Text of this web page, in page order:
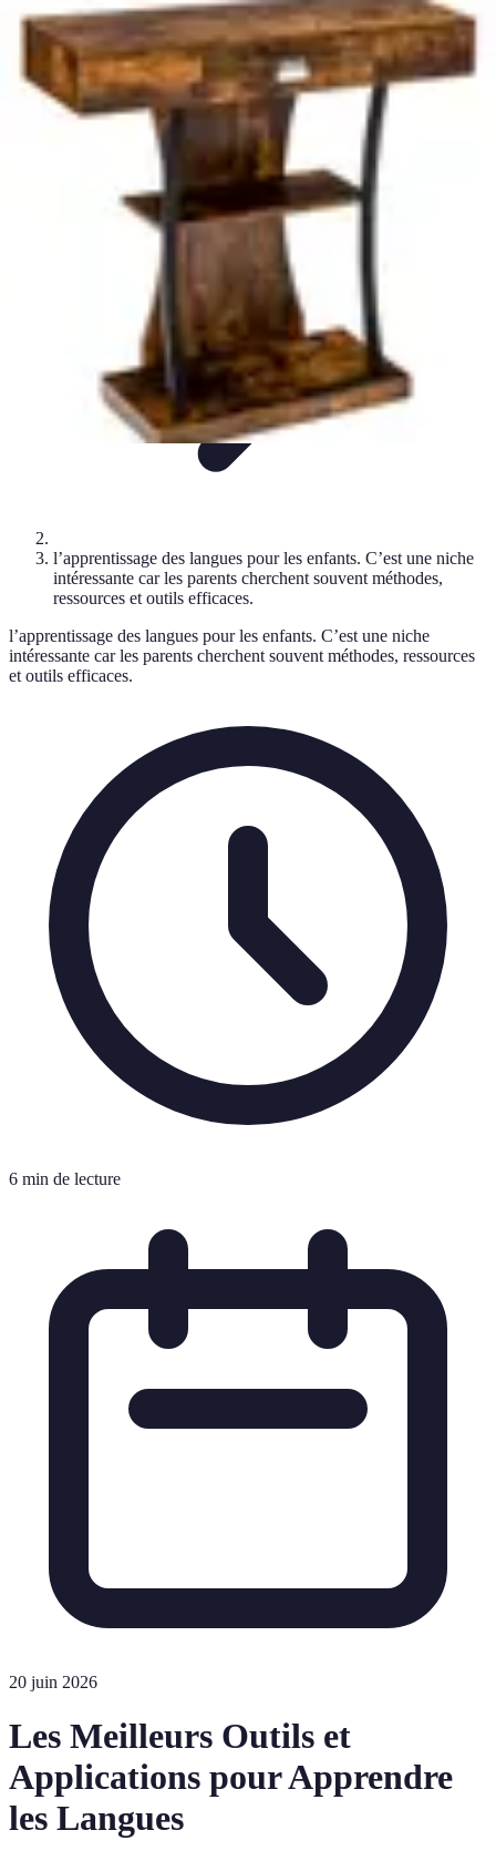
Langue Enfantine
MéthodesRessources LudiqueConceptsbénéfices
Langue Enfantine
l’apprentissage des langues pour les enfants. C’est une niche
intéressante car les parents cherchent souvent méthodes,
ressources et outils efficaces.
l’apprentissage des langues pour les enfants. C’est une niche
intéressante car les parents cherchent souvent méthodes, ressources
et outils efficaces.
6 min de lecture
20 juin 2026
Les Meilleurs Outils et
Applications pour Apprendre
les Langues